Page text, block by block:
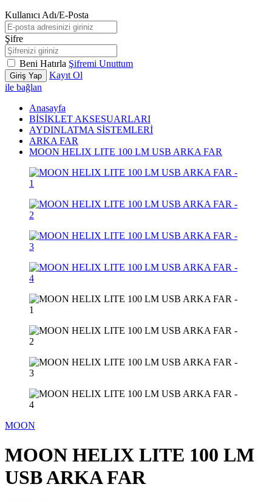
Kullanıcı Adı/E-Posta
Şifre
Beni Hatırla Şifremi Unuttum
Giriş Yap
Kayıt Ol
ile bağlan
Anasayfa
BİSİKLET AKSESUARLARI
AYDINLATMA SİSTEMLERİ
ARKA FAR
MOON HELIX LITE 100 LM USB ARKA FAR
MOON
MOON HELIX LITE 100 LM
USB ARKA FAR